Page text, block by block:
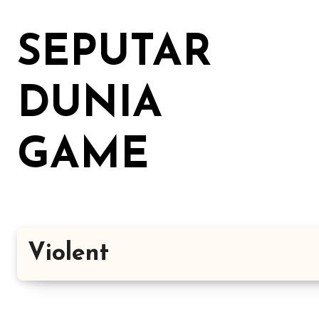
kontenSEPUTAR
DUNIA
GAME
Violent